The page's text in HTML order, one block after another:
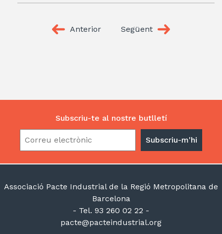
Anterior Següent
Subscriu-te al nostre butlletí
Associació Pacte Industrial de la Regió Metropolitana de
Barcelona
- Tel. 93 260 02 22 -
pacte@pacteindustrial.org